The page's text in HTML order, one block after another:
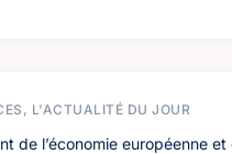
, L'ACTUALITÉ DU JOUR
de l’économie européenne